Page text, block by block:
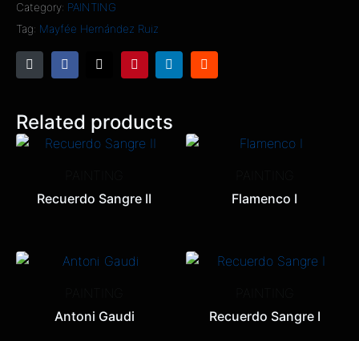
Category: PAINTING
Tag: Mayfée Hernández Ruiz
Related products
Recuerdo Sangre II
Flamenco I
Antoni Gaudi
Recuerdo Sangre I